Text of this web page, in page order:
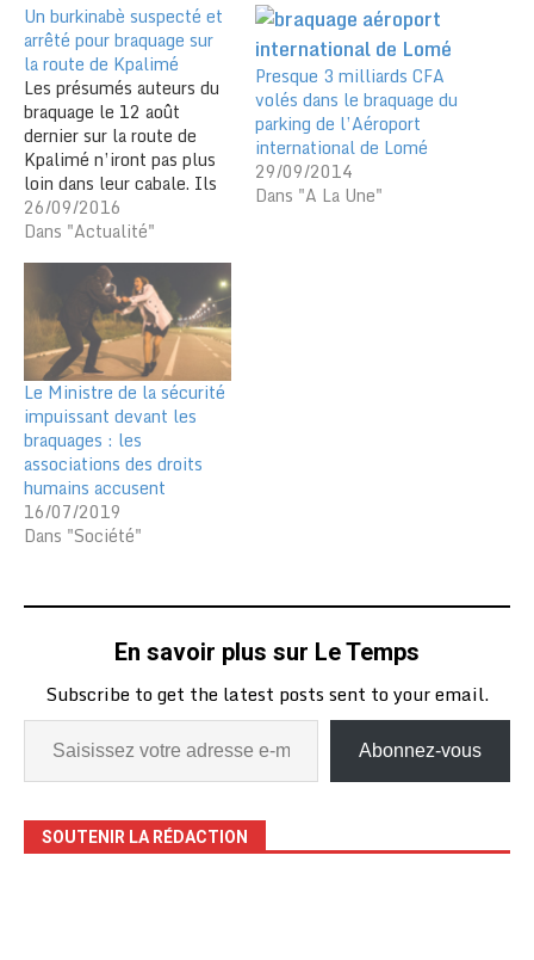
Un burkinabè suspecté et
arrêté pour braquage sur
la route de Kpalimé
Les présumés auteurs du
braquage le 12 août
dernier sur la route de
Kpalimé n’iront pas plus
loin dans leur cabale. Ils
s’étaient repliés sur la
capitale togolaise
une nouvelle forfaiture.
Le Groupe d’intervention
de la police nationale
(GIPN) est allé les sortir
de leur cachette à
Atiégou…
26/09/2016
Dans "Actualité"
Presque 3 milliards CFA
volés dans le braquage du
parking de l’Aéroport
international de Lomé
29/09/2014
Dans "A La Une"
Le Ministre de la sécurité
impuissant devant les
braquages : les
associations des droits
humains accusent
16/07/2019
Dans "Société"
En savoir plus sur Le Temps
Subscribe to get the latest posts sent to your email.
Abonnez-vous
SOUTENIR LA RÉDACTION